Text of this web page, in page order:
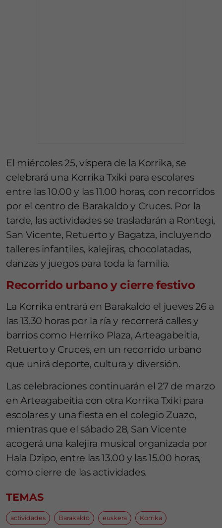
El miércoles 25, víspera de la Korrika, se
celebrará una Korrika Txiki para escolares
entre las 10.00 y las 11.00 horas, con recorridos
por el centro de Barakaldo y Cruces. Por la
tarde, las actividades se trasladarán a Rontegi,
San Vicente, Retuerto y Bagatza, incluyendo
talleres infantiles, kalejiras, chocolatadas,
danzas y juegos para toda la familia.
Recorrido urbano y cierre festivo
La Korrika entrará en Barakaldo el jueves 26 a
las 13.30 horas por la ría y recorrerá calles y
barrios como Herriko Plaza, Arteagabeitia,
Retuerto y Cruces, en un recorrido urbano
que unirá deporte, cultura y diversión.
Las celebraciones continuarán el 27 de marzo
en Arteagabeitia con otra Korrika Txiki para
escolares y una fiesta en el colegio Zuazo,
mientras que el sábado 28, San Vicente
acogerá una kalejira musical organizada por
Hala Dzipo, entre las 13.00 y las 15.00 horas,
como cierre de las actividades.
TEMAS
actividades Barakaldo euskera Korrika